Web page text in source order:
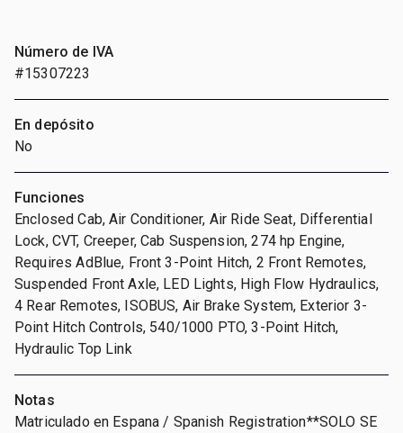
Número de IVA
#15307223
En depósito
No
Funciones
Enclosed Cab, Air Conditioner, Air Ride Seat, Differential
Lock, CVT, Creeper, Cab Suspension, 274 hp Engine,
Requires AdBlue, Front 3-Point Hitch, 2 Front Remotes,
Suspended Front Axle, LED Lights, High Flow Hydraulics,
4 Rear Remotes, ISOBUS, Air Brake System, Exterior 3-
Point Hitch Controls, 540/1000 PTO, 3-Point Hitch,
Hydraulic Top Link
Notas
Matriculado en Espana / Spanish Registration**SOLO SE